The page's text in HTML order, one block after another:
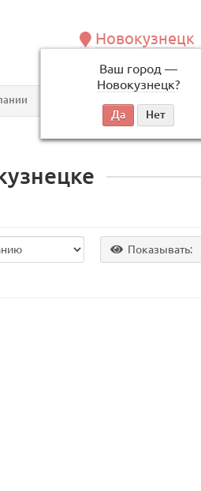
Новокузнецк
Ваш город —
Новокузнецк?
по будням, с 09:00 до 18:00
Показывать: